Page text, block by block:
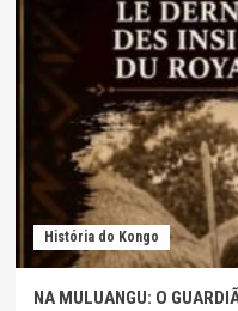
História do Kongo
NA MULUANGU: O